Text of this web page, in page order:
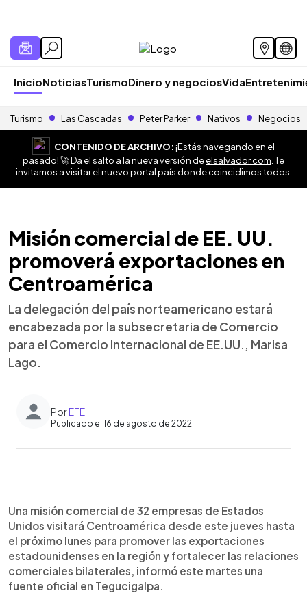
InicioNoticiasTurismoDinero y negociosVida
Turismo Las Cascadas Peter Parker Nativos Negocios
CONTENIDO DE ARCHIVO:¡Estás navegando en el
pasado! 🚀 Da el salto a la nueva versión deelsalvador.com . Te
invitamos a visitar el nuevo portal país donde coincidimos todos.
Misión comercial de EE. UU.
promoverá exportaciones en
Centroamérica
La delegación del país norteamericano estará
encabezada por la subsecretaria de Comercio
para el Comercio Internacional de EE.UU., Marisa
Lago.
PorEFE
Publicado el 16 de agosto de 2022
► Escuchar artículo
Una misión comercial de 32 empresas de Estados
Unidos visitará Centroamérica desde este jueves hasta
el próximo lunes para promover las exportaciones
estadounidenses en la región y fortalecer las relaciones
comerciales bilaterales, informó este martes una
fuente oficial en Tegucigalpa.